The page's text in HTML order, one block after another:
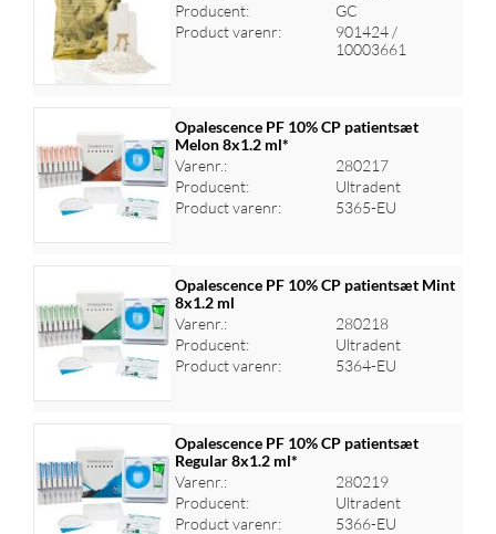
Log ind for at se priser
Producent:
GC
Product varenr:
901424 /
10003661
Log ind for at se priser
Opalescence PF 10% CP patientsæt
Melon 8x1.2 ml*
Varenr.:
280217
Producent:
Ultradent
Product varenr:
5365-EU
Log ind for at se priser
Opalescence PF 10% CP patientsæt Mint
8x1.2 ml
Varenr.:
280218
Producent:
Ultradent
Product varenr:
5364-EU
Log ind for at se priser
Opalescence PF 10% CP patientsæt
Regular 8x1.2 ml*
Varenr.:
280219
Producent:
Ultradent
Product varenr:
5366-EU